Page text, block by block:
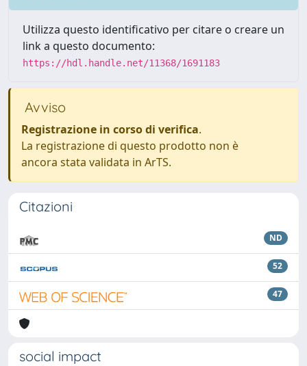
Utilizza questo identificativo per citare o creare un
link a questo documento:
https://hdl.handle.net/11368/1691183
Avviso
Registrazione in corso di verifica.
La registrazione di questo prodotto non è
ancora stata validata in ArTS.
Citazioni
ND
52
47
social impact